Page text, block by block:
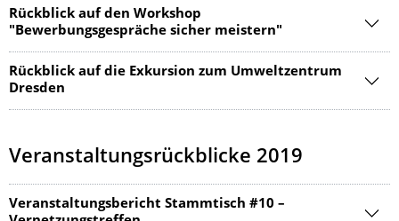
Rückblick auf den Workshop
"Bewerbungsgespräche sicher meistern"
Rückblick auf die Exkursion zum Umweltzentrum
Dresden
Veranstaltungsrückblicke 2019
Veranstaltungsbericht Stammtisch #10 –